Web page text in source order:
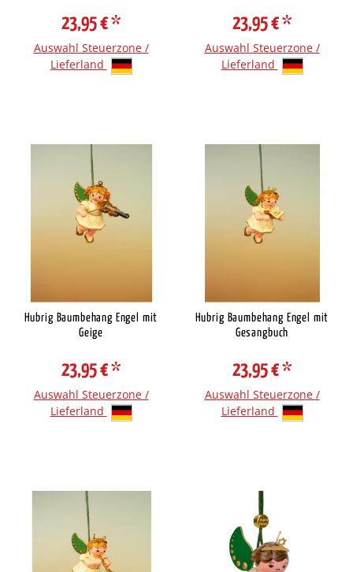
23,95 €*
Auswahl Steuerzone /
Lieferland
23,95 €*
Auswahl Steuerzone /
Lieferland
Hubrig Baumbehang Engel mit
Geige
23,95 €*
Auswahl Steuerzone /
Lieferland
Hubrig Baumbehang Engel mit
Gesangbuch
23,95 €*
Auswahl Steuerzone /
Lieferland